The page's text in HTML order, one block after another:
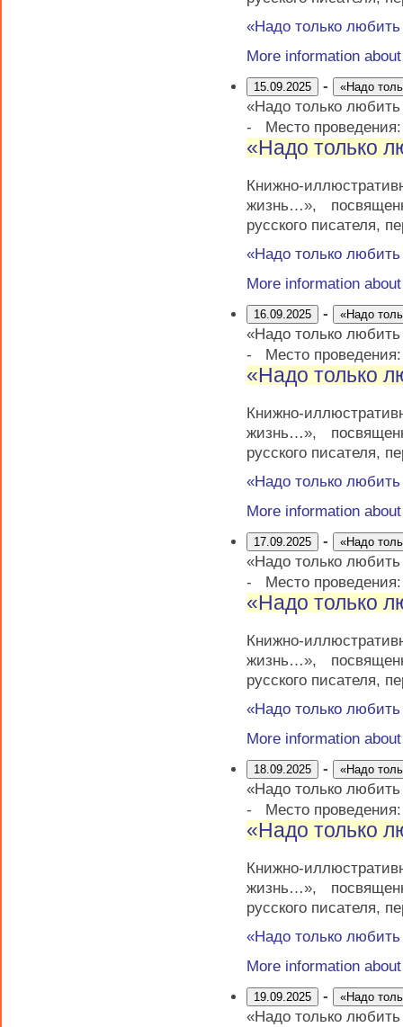
«Надо только
More information
15.09.2025 - «Надо
«Надо только
-
Место
«Надо только
Книжно-
жизнь…»,
русского писателя,
«Надо только
More information
16.09.2025 - «Надо
«Надо только
-
Место
«Надо только
Книжно-
жизнь…»,
русского писателя,
«Надо только
More information
17.09.2025 - «Надо
«Надо только
-
Место
«Надо только
Книжно-
жизнь…»,
русского писателя,
«Надо только
More information
18.09.2025 - «Надо
«Надо только
-
Место
«Надо только
Книжно-
жизнь…»,
русского писателя,
«Надо только
More information
19.09.2025 - «Надо
«Надо только